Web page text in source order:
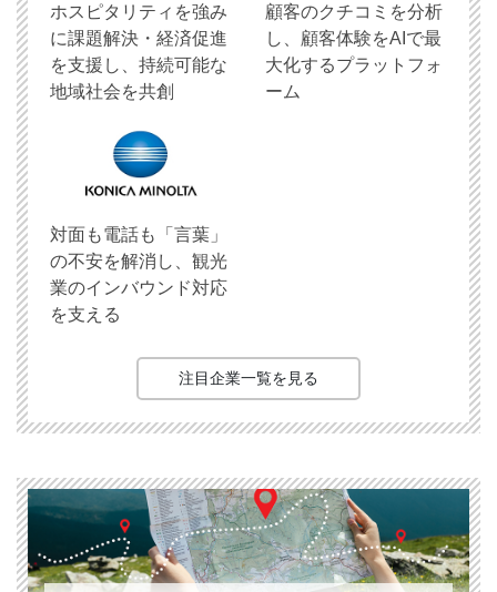
ホスピタリティを強み
に課題解決・経済促進
を支援し、持続可能な
地域社会を共創
顧客のクチコミを分析
し、顧客体験をAIで最
大化するプラットフォ
ーム
対面も電話も「言葉」
の不安を解消し、観光
業のインバウンド対応
を支える
注目企業一覧を見る